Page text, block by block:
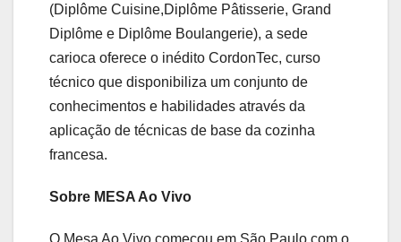
(Diplôme Cuisine,Diplôme Pâtisserie, Grand
Diplôme e Diplôme Boulangerie), a sede
carioca oferece o inédito CordonTec, curso
técnico que disponibiliza um conjunto de
conhecimentos e habilidades através da
aplicação de técnicas de base da cozinha
francesa.
Sobre MESA Ao Vivo
O Mesa Ao Vivo começou em São Paulo com o